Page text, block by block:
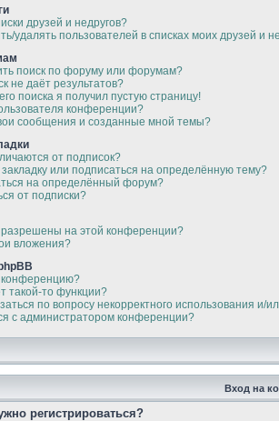
друзей и недругов?
удалять пользователей в списках моих друзей и
поиск по форуму или форумам?
не даёт результатов?
поиска я получил пустую страницу!
конференции?
сообщения и созданные мной темы?
от подписок?
закладку или подписаться на определённую тему?
на определённый форум?
от подписки?
разрешены на этой конференции?
вложения?
конференцию?
такой-то функции?
по вопросу некорректного использования
с администратором конференции?
Вход на
регистрироваться?